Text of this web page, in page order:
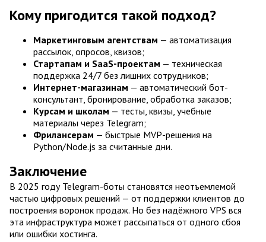
Кому пригодится такой подход?
Маркетинговым агентствам — автоматизация
рассылок, опросов, квизов;
Стартапам и SaaS-проектам — техническая
поддержка 24/7 без лишних сотрудников;
Интернет-магазинам — автоматический бот-
консультант, бронирование, обработка заказов;
Курсам и школам — тесты, квизы, учебные
материалы через Telegram;
Фрилансерам — быстрые MVP-решения на
Python/Node.js за считанные дни.
Заключение
В 2025 году Telegram-боты становятся неотъемлемой
частью цифровых решений — от поддержки клиентов до
построения воронок продаж. Но без надёжного VPS вся
эта инфраструктура может рассыпаться от одного сбоя
или ошибки хостинга.